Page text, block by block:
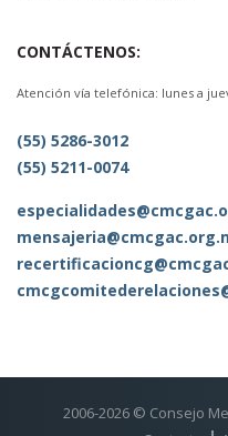
CONTÁCTENOS:
Atención vía telefónica: lunes a
(55) 5286-3012
(55) 5211-0074
2006-2026 © Consejo